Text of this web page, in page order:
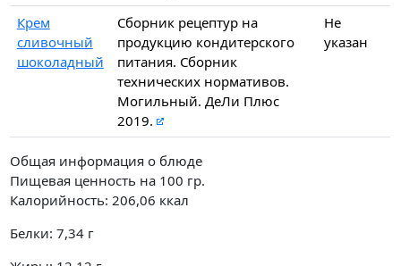
Крем
сливочный
шоколадный
Сборник рецептур на
продукцию кондитерского
питания. Сборник
технических нормативов.
Могильный. ДеЛи Плюс
2019.
Не
указан
Общая информация о блюде
Пищевая ценность на 100 гр.
Калорийность: 206,06 ккал
Белки: 7,34 г